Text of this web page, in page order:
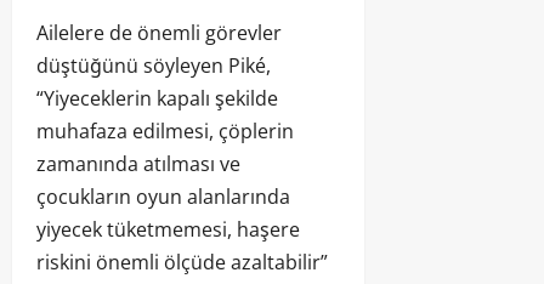
Ailelere de önemli görevler
düştüğünü söyleyen Piké,
“Yiyeceklerin kapalı şekilde
muhafaza edilmesi, çöplerin
zamanında atılması ve
çocukların oyun alanlarında
yiyecek tüketmemesi, haşere
riskini önemli ölçüde azaltabilir”